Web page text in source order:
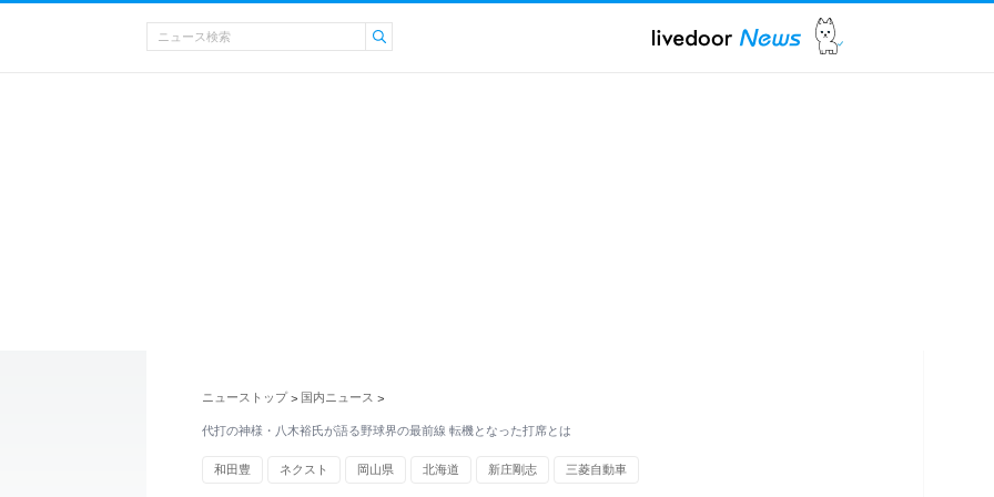
ニューストップ > 国内ニュース >
代打の神様・八木裕氏が語る野球界の最前線 転機となった打席とは
和田豊 ネクスト 岡山県 北海道 新庄剛志 三菱自動車